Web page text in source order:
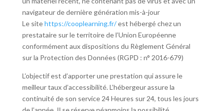
navigateur de dernière génération mis-à-jour
Le sitehttps://cooplearning.fr/est hébergé chez un
prestataire sur le territoire de l’Union Européenne
conformément aux dispositions du Règlement Général
sur la Protection des Données (RGPD : n° 2016-679)
L’objectif est d’apporter une prestation qui assure le
meilleur taux d’accessibilité. L’hébergeur assure la
continuité de son service 24 Heures sur 24, tous les jours